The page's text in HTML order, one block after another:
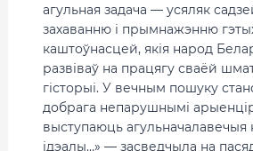
агульная задача — усяляк
захаванню і прымнажэнню
каштоўнасцей, якія народ
развіваў на працягу сваёй
гісторыі. У вечным пошуку
добрага непарушнымі
выступаюць агульначалавечыя
ідэалы…» — засведчыла на